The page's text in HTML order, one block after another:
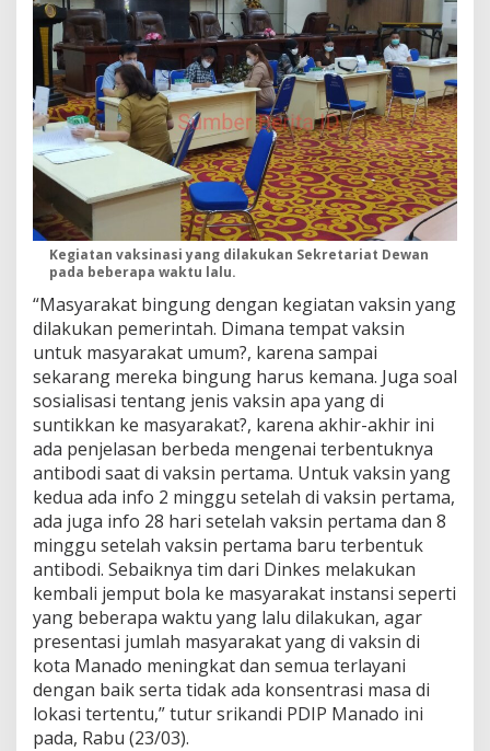
Kegiatan vaksinasi yang dilakukan Sekretariat Dewan
pada beberapa waktu lalu.
“Masyarakat bingung dengan kegiatan vaksin yang
dilakukan pemerintah. Dimana tempat vaksin
untuk masyarakat umum?, karena sampai
sekarang mereka bingung harus kemana. Juga soal
sosialisasi tentang jenis vaksin apa yang di
suntikkan ke masyarakat?, karena akhir-akhir ini
ada penjelasan berbeda mengenai terbentuknya
antibodi saat di vaksin pertama. Untuk vaksin yang
kedua ada info 2 minggu setelah di vaksin pertama,
ada juga info 28 hari setelah vaksin pertama dan 8
minggu setelah vaksin pertama baru terbentuk
antibodi. Sebaiknya tim dari Dinkes melakukan
kembali jemput bola ke masyarakat instansi seperti
yang beberapa waktu yang lalu dilakukan, agar
presentasi jumlah masyarakat yang di vaksin di
kota Manado meningkat dan semua terlayani
dengan baik serta tidak ada konsentrasi masa di
lokasi tertentu,” tutur srikandi PDIP Manado ini
pada, Rabu (23/03).